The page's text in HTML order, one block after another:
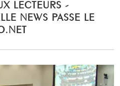
LECTEURS -
NEWS PASSE LE